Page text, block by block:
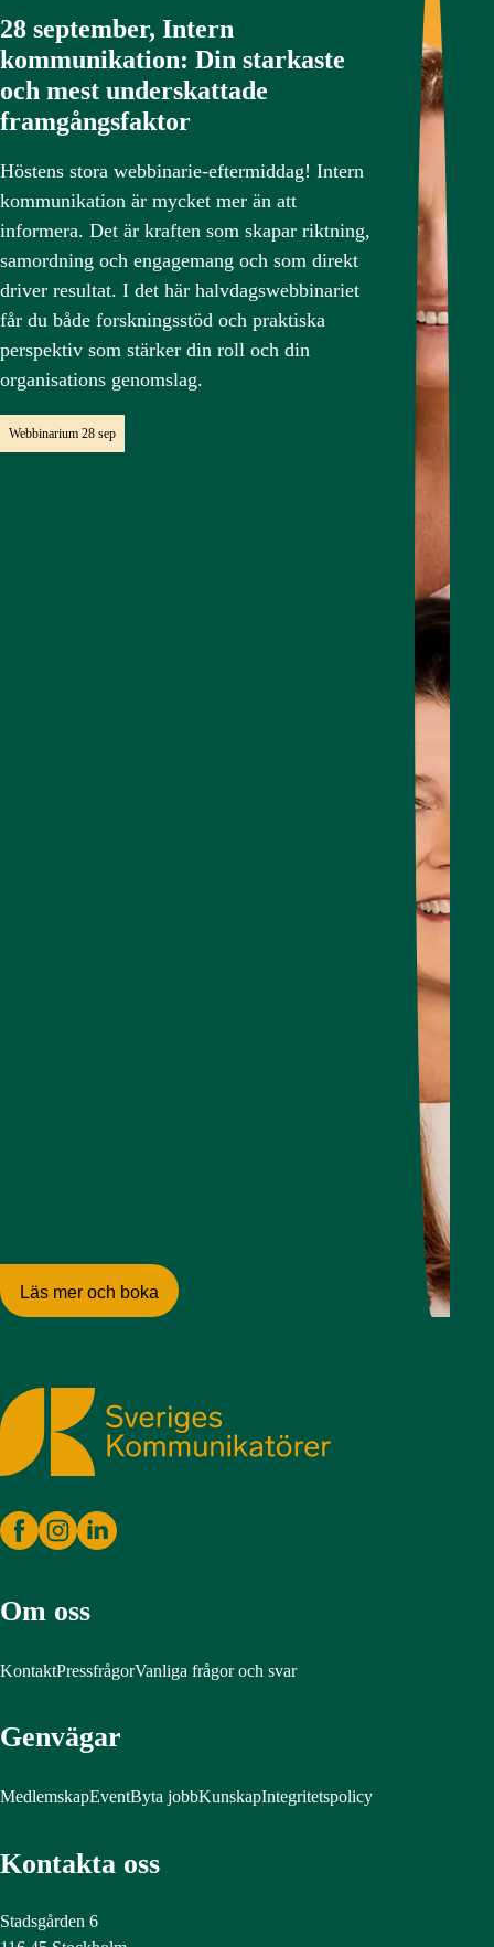
28 september, Intern
kommunikation: Din starkaste
och mest underskattade
framgångsfaktor
Höstens stora webbinarie-eftermiddag! Intern
kommunikation är mycket mer än att
informera. Det är kraften som skapar riktning,
samordning och engagemang och som direkt
driver resultat. I det här halvdagswebbinariet
får du både forskningsstöd och praktiska
perspektiv som stärker din roll och din
organisations genomslag.
Webbinarium 28 sep
Läs mer och boka
Sveriges Kommunikatörer
Om oss
KontaktPressfrågorVanliga frågor och svar
Genvägar
MedlemskapEventByta jobbKunskapIntegritetspolicy
Kontakta oss
Stadsgården 6